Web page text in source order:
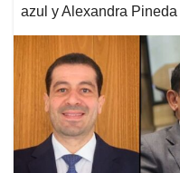
azul y Alexandra